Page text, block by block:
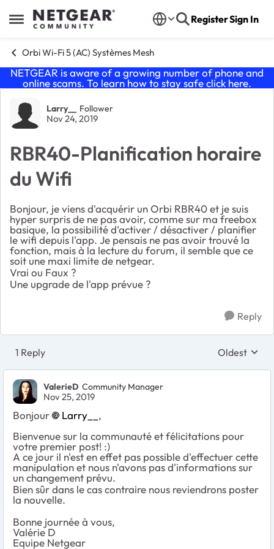
Open Side Menu
Skip to content RegisterSign In
Orbi Wi-Fi 5 (AC) Systèmes Mesh
NETGEAR is aware of a growing number of phone and
online scams. To learn how to stay safe click here.
Forum Discussion
Larry__ Follower
Nov 24, 2019
RBR40-Planification horaire
du Wifi
Bonjour, je viens d'acquérir un Orbi RBR40 et je suis
hyper surpris de ne pas avoir, comme sur ma freebox
basique, la possibilité d'activer / désactiver / planifier
le wifi depuis l'app. Je pensais ne pas avoir trouvé la
fonction, mais à la lecture du forum, il semble que ce
soit une maxi limite de netgear.
Vrai ou Faux ?
Une upgrade de l'app prévue ?
Reply
1 Reply Replies
Oldest
ValerieD Community Manager
Nov 25, 2019
Bonjour Larry__ ,
Bienvenue sur la communauté et félicitations pour
votre premier post! :)
A ce jour il n'est en effet pas possible d'effectuer cette
manipulation et nous n'avons pas d'informations sur
un changement prévu.
Bien sûr dans le cas contraire nous reviendrons poster
la nouvelle.
Bonne journée à vous,
Valérie D
Equipe Netgear